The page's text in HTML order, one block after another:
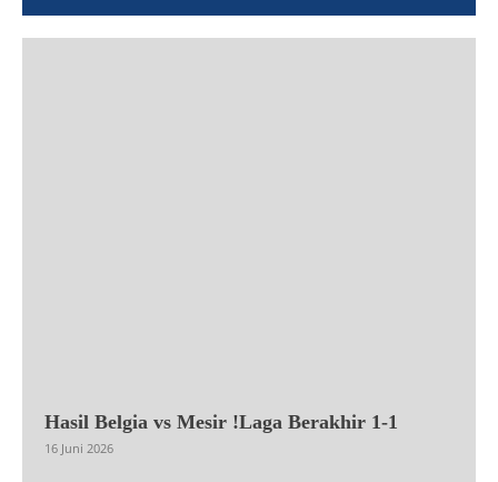
Hasil Belgia vs Mesir !Laga Berakhir 1-1
16 Juni 2026